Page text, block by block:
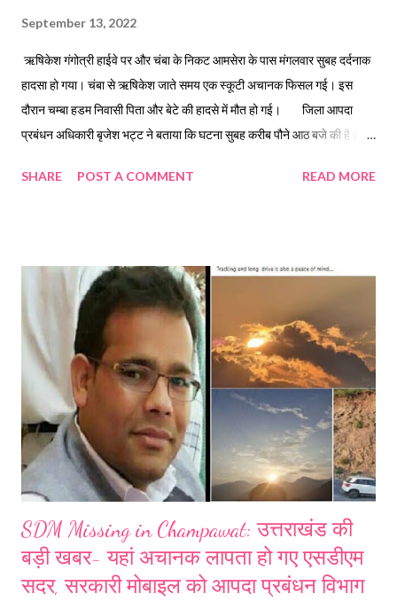
September 13, 2022
ऋषिकेश गंगोत्री हाईवे पर और चंबा के निकट आमसेरा के पास मंगलवार सुबह दर्दनाक
हादसा हो गया। चंबा से ऋषिकेश जाते समय एक स्कूटी अचानक फिसल गई। इस
दौरान चम्बा हडम निवासी पिता और बेटे की हादसे में मौत हो गई। जिला आपदा
प्रबंधन अधिकारी बृजेश भट्ट ने बताया कि घटना सुबह करीब पौने आठ बजे की है।
आमसेरा के पास पहुंचते ही स्कूटी सड़क पर फिसलकर पलट गई। हादसे में रमेश दत्त
कर रहा था। सुबह अपने घर हडम से दोनों ऋषिकेश के लिए स्कूटी से निकले थे कि
खाड़ी के निकट आमसेरा में हादसा हो गया। पिता पुत्र की हादसे में दर्दनाक मौत से क्षेत्र
में मातम पसर गया है।
SHARE POST A COMMENT READ MORE
SDM Missing in Champawat: उत्तराखंड की
बड़ी खबर- यहां अचानक लापता हो गए एसडीएम
सदर, सरकारी मोबाइल को आपदा प्रबंधन विभाग